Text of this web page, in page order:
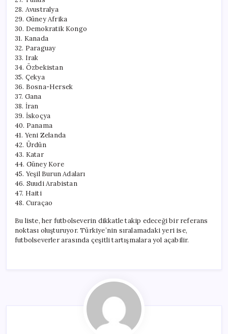
28. Avustralya
29. Güney Afrika
30. Demokratik Kongo
31. Kanada
32. Paraguay
33. Irak
34. Özbekistan
35. Çekya
36. Bosna-Hersek
37. Gana
38. İran
39. İskoçya
40. Panama
41. Yeni Zelanda
42. Ürdün
43. Katar
44. Güney Kore
45. Yeşil Burun Adaları
46. Suudi Arabistan
47. Haiti
48. Curaçao
Bu liste, her futbolseverin dikkatle takip edeceği bir referans
noktası oluşturuyor. Türkiye’nin sıralamadaki yeri ise,
futbolseverler arasında çeşitli tartışmalara yol açabilir.